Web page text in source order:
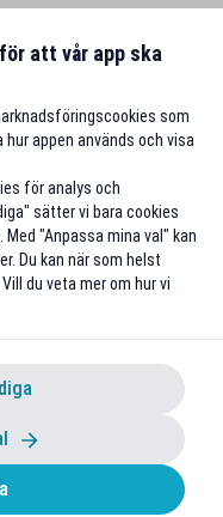
att vår app ska
som
appen används och visa
för analys och
sätter vi bara cookies
"Anpassa mina val" kan
Du kan när som helst
du veta mer om hur vi